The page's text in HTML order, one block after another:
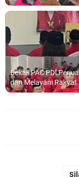
Bekali PAC PDI
dan Melayani Rakyat